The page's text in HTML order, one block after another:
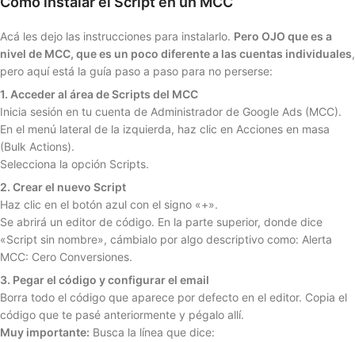
Acá les dejo las instrucciones para instalarlo. Pero OJO que es a
nivel de MCC, que es un poco diferente a las cuentas individuales,
pero aquí está la guía paso a paso para no perserse:
1. Acceder al área de Scripts del MCC
Inicia sesión en tu cuenta de Administrador de Google Ads (MCC).
En el menú lateral de la izquierda, haz clic en Acciones en masa
(Bulk Actions).
Selecciona la opción Scripts.
2. Crear el nuevo Script
Haz clic en el botón azul con el signo «+».
Se abrirá un editor de código. En la parte superior, donde dice
«Script sin nombre», cámbialo por algo descriptivo como: Alerta
MCC: Cero Conversiones.
3. Pegar el código y configurar el email
Borra todo el código que aparece por defecto en el editor. Copia el
código que te pasé anteriormente y pégalo allí.
Muy importante: Busca la línea que dice: